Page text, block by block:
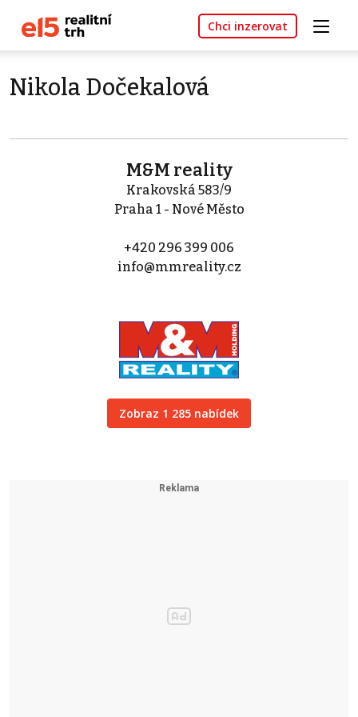
Chci inzerovat
Nikola Dočekalová
M&M reality
Krakovská 583/9
Praha 1 - Nové Město
+420 296 399 006
info@mmreality.cz
Zobraz 1 285 nabídek